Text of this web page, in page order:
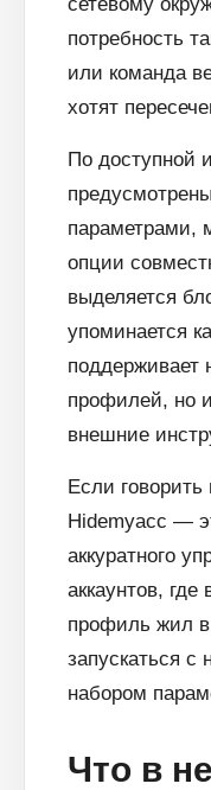
потребность
или команда
хотят
По доступной
параметрами,
опции
выделяется
упоминается
поддерживает
профилей, но
внешние
Если
Hidemyacc —
аккуратного
аккаунтов,
профиль жил в
запускаться
набором
Что в